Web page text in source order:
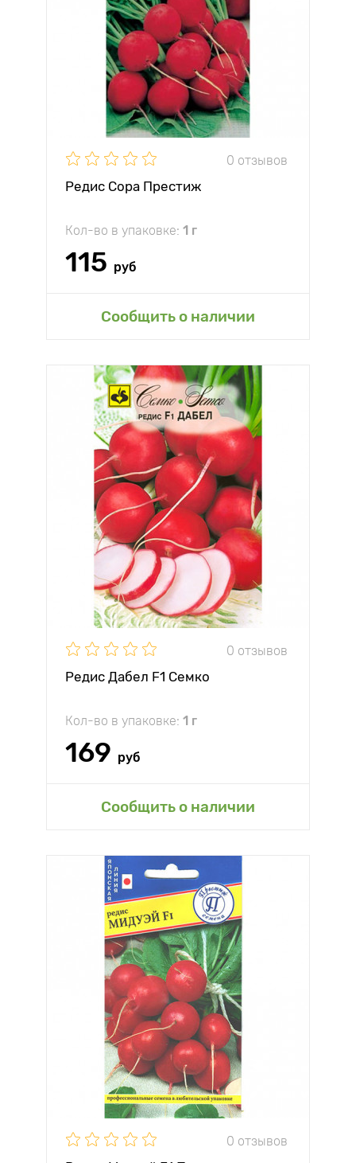
0 отзывов
Редис Сора Престиж
Кол-во в упаковке: 1 г
115 руб
Сообщить о наличии
0 отзывов
Редис Дабел F1 Семко
Кол-во в упаковке: 1 г
169 руб
Сообщить о наличии
0 отзывов